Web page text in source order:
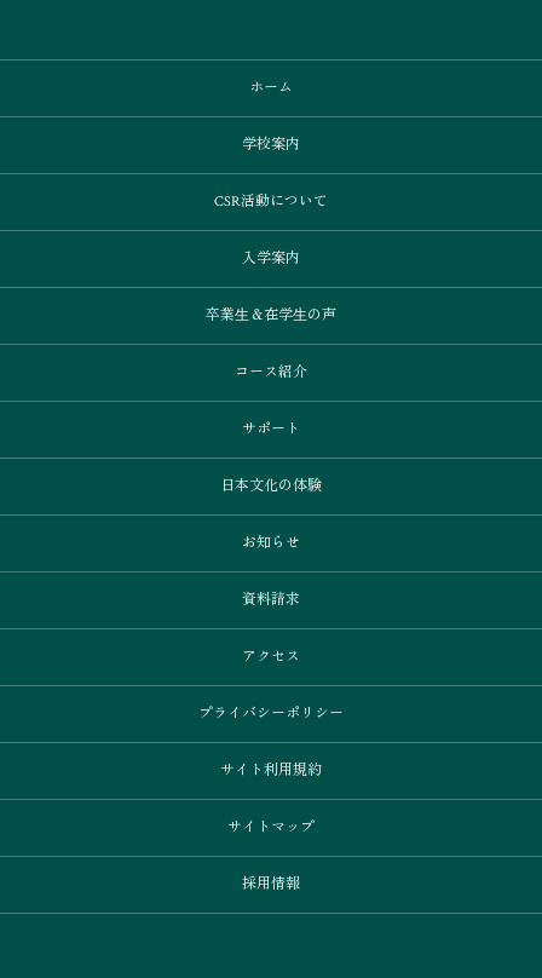
ホーム
学校案内
CSR活動について
入学案内
卒業⽣＆在学⽣の声
コース紹介
サポート
日本文化の体験
お知らせ
資料請求
アクセス
プライバシーポリシー
サイト利用規約
サイトマップ
採用情報